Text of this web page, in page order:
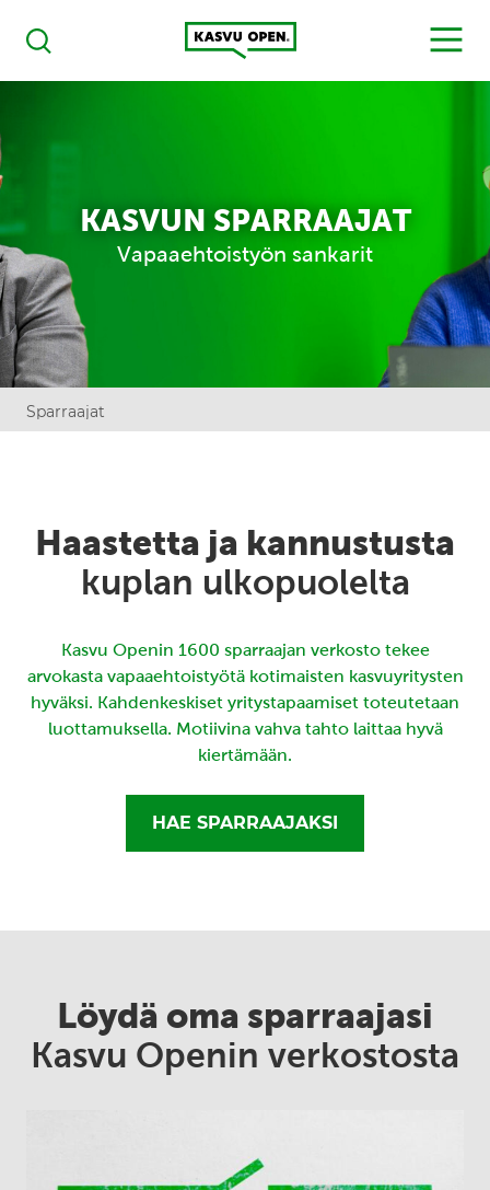
Haku
Kasvu Open
MENU
KASVUN SPARRAAJAT
Vapaaehtoistyön sankarit
Sparraajat
Haastetta ja kannustusta
kuplan ulkopuolelta
Kasvu Openin 1600 sparraajan verkosto tekee
arvokasta vapaaehtoistyötä kotimaisten kasvuyritysten
hyväksi. Kahdenkeskiset yritystapaamiset toteutetaan
luottamuksella. Motiivina vahva tahto laittaa hyvä
kiertämään.
HAE SPARRAAJAKSI
Löydä oma sparraajasi
Kasvu Openin verkostosta